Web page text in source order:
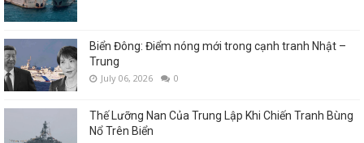
Biển Đông: Điểm nóng mới trong cạnh tranh Nhật –
Trung
July 06, 2026 0
Thế Lưỡng Nan Của Trung Lập Khi Chiến Tranh Bùng
Nổ Trên Biển